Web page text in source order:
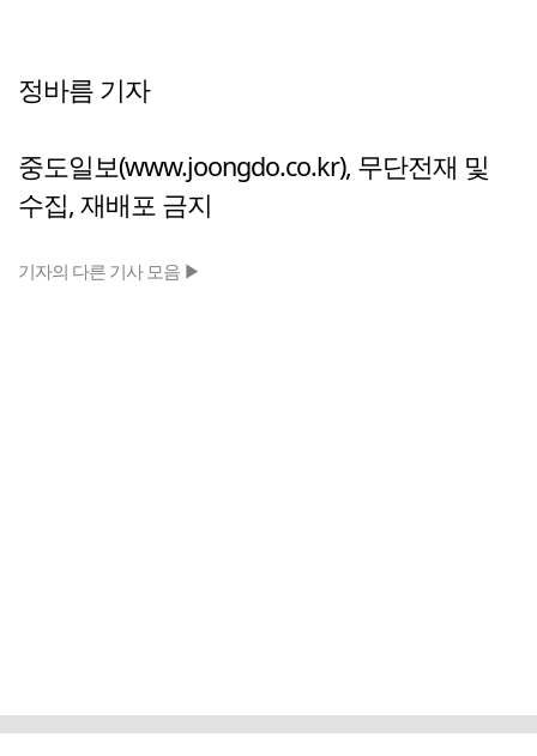
정바름 기자
중도일보(www.joongdo.co.kr), 무단전재 및
수집, 재배포 금지
기자의 다른 기사 모음 ▶